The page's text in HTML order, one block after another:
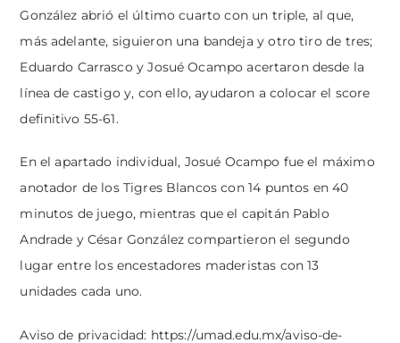
González abrió el último cuarto con un triple, al que,
más adelante, siguieron una bandeja y otro tiro de tres;
Eduardo Carrasco y Josué Ocampo acertaron desde la
línea de castigo y, con ello, ayudaron a colocar el score
definitivo 55-61.
En el apartado individual, Josué Ocampo fue el máximo
anotador de los Tigres Blancos con 14 puntos en 40
minutos de juego, mientras que el capitán Pablo
Andrade y César González compartieron el segundo
lugar entre los encestadores maderistas con 13
unidades cada uno.
Aviso de privacidad: https://umad.edu.mx/aviso-de-